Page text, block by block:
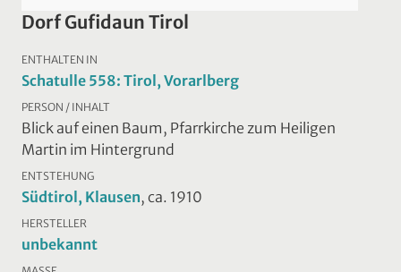
Dorf Gufidaun Tirol
ENTHALTEN IN
Schatulle 558: Tirol, Vorarlberg
PERSON / INHALT
Blick auf einen Baum, Pfarrkirche zum Heiligen
Martin im Hintergrund
ENTSTEHUNG
Südtirol, Klausen, ca. 1910
HERSTELLER
unbekannt